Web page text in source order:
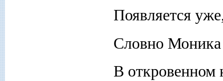
Появляется
Словно
В откровенном